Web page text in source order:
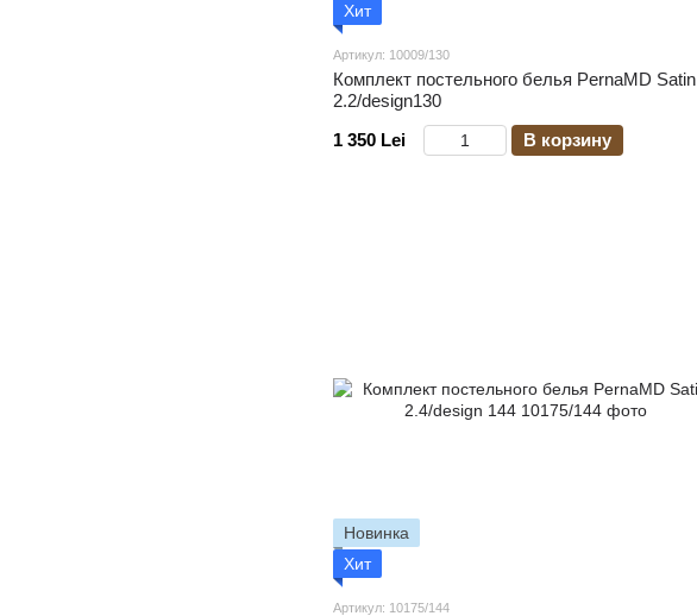
Хит
Артикул: 10009/130
Комплект постельного белья PernaMD Satin
2.2/design130
1 350 Lei
В корзину
Новинка
Хит
Артикул: 10175/144